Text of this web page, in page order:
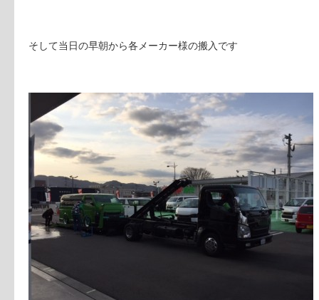
そして当日の早朝から各メーカー様の搬入です